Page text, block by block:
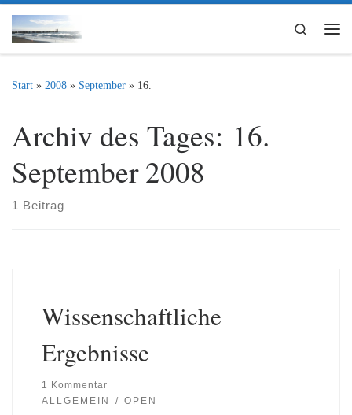
Zum Inhalt springen
Search
Start » 2008 » September » 16.
Archiv des Tages: 16.
September 2008
1 Beitrag
Wissenschaftliche
Ergebnisse
1 Kommentar
ALLGEMEIN
OPEN